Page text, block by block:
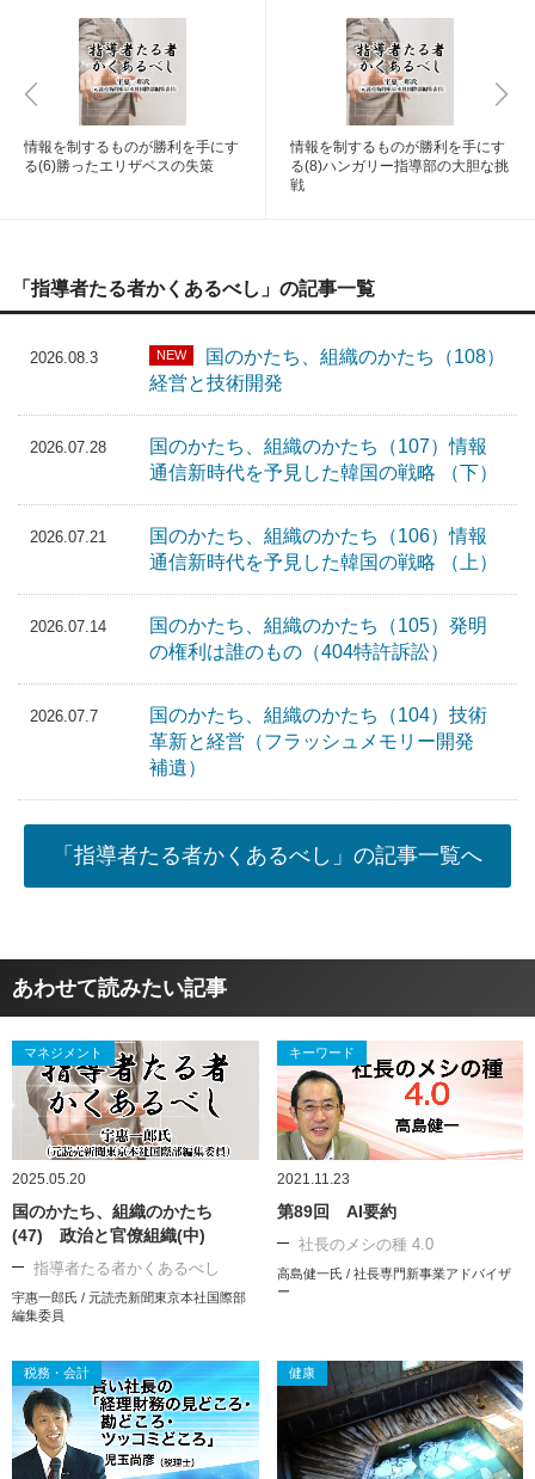
情報を制するものが勝利を手にす
る(6)勝ったエリザベスの失策
情報を制するものが勝利を手にす
る(8)ハンガリー指導部の大胆な挑
戦
「指導者たる者かくあるべし」の記事一覧
2026.08.3 NEW
国のかたち、組織のかたち（108）
経営と技術開発
2026.07.28
国のかたち、組織のかたち（107）情報
通信新時代を予見した韓国の戦略 （下）
2026.07.21
国のかたち、組織のかたち（106）情報
通信新時代を予見した韓国の戦略 （上）
2026.07.14
国のかたち、組織のかたち（105）発明
の権利は誰のもの（404特許訴訟）
2026.07.7
国のかたち、組織のかたち（104）技術
革新と経営（フラッシュメモリー開発
補遺）
「指導者たる者かくあるべし」の記事一覧へ
あわせて読みたい記事
マネジメント
2025.05.20
国のかたち、組織のかたち
(47) 政治と官僚組織(中)
指導者たる者かくあるべし
宇惠一郎氏 / 元読売新聞東京本社国際部
編集委員
キーワード
2021.11.23
第89回 AI要約
社長のメシの種 4.0
高島健一氏 / 社長専門新事業アドバイザ
ー
税務・会計 健康